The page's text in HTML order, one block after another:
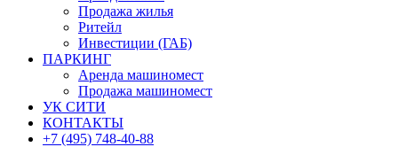
Продажа жилья
Ритейл
Инвестиции (ГАБ)
ПАРКИНГ
Аренда машиномест
Продажа машиномест
УК СИТИ
КОНТАКТЫ
+7 (495) 748-40-88